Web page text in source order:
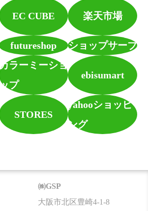
EC CUBE 楽天市場
futureshop ショップサーブ
カラーミーショ
ップ
ebisumart
STORES
yahooショッピ
ング
㈱GSP
大阪市北区豊崎4-1-8